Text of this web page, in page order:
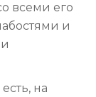
всеми его
и
на